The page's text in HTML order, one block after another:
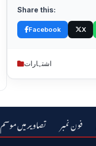
Share this:
Facebook X
اشتہارات
تصاویر میں موسم فون نمبر